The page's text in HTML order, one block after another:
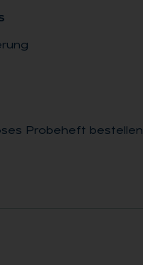
Probeheft bestellen